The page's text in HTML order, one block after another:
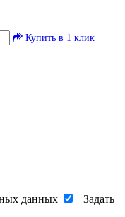
Купить в 1 клик
данных
Задать